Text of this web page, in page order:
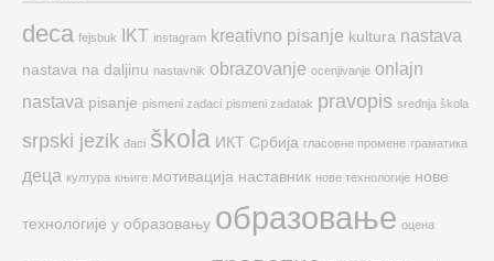
deca fejsbuk IKT instagram kreativno pisanje kultura nastava
nastava na daljinu nastavnik obrazovanje ocenjivanje onlajn
nastava pisanje pismeni zadaci pismeni zadatak pravopis srednja škola
srpski jezik đaci škola ИКТ Србија гласовне промене граматика
деца култура књиге мотивација наставник нове технологије нове
технологије у образовању образовање оцена